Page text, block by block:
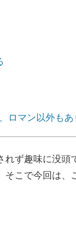
ロマン以外もあ
ず趣味に没頭
そこで今回は、